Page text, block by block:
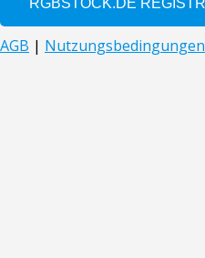
AGB | Nutzungsbedingungen